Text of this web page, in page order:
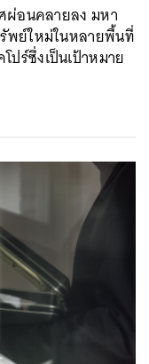
ผ่อนคลายลง มหา
พย์ใหม่ในหลายพื้นที่
ปร์ซึ่งเป็นเป้าหมาย